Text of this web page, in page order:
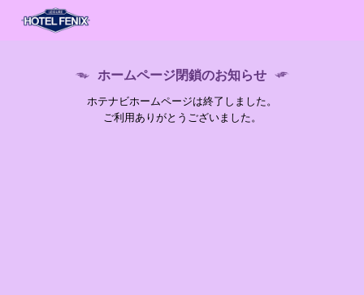
ホームページ閉鎖のお知らせ
ホテナビホームページは終了しました。
ご利用ありがとうございました。